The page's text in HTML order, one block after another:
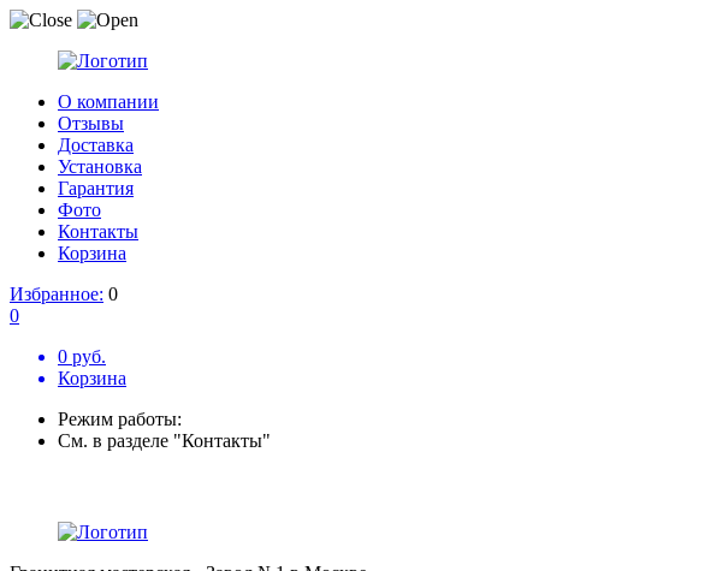
О компании
Отзывы
Доставка
Установка
Гарантия
Фото
Контакты
Корзина
Избранное: 0
0
0 руб.
Корзина
Режим работы:
См. в разделе "Контакты"